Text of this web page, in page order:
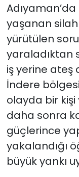
yaşanan
yürütülen
yaraladıktan
iş yerine ateş
İndere
olayda bir kişi
daha sonra
güçlerince
yakalandığı
büyük yankı